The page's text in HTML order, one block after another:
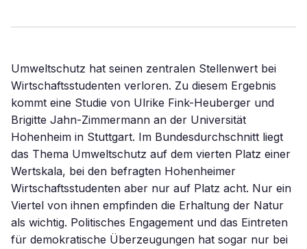
Umweltschutz hat seinen zentralen Stellenwert bei
Wirtschaftsstudenten verloren. Zu diesem Ergebnis
kommt eine Studie von Ulrike Fink-Heuberger und
Brigitte Jahn-Zimmermann an der Universität
Hohenheim in Stuttgart. Im Bundesdurchschnitt liegt
das Thema Umweltschutz auf dem vierten Platz einer
Wertskala, bei den befragten Hohenheimer
Wirtschaftsstudenten aber nur auf Platz acht. Nur ein
Viertel von ihnen empfinden die Erhaltung der Natur
als wichtig. Politisches Engagement und das Eintreten
für demokratische Überzeugungen hat sogar nur bei